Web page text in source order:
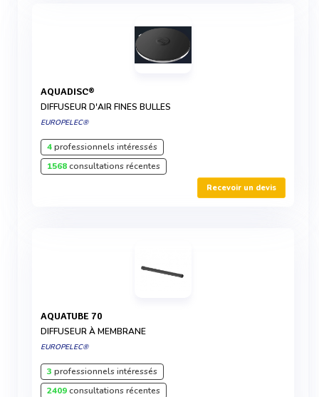
AQUADISC®
DIFFUSEUR D'AIR FINES BULLES
EUROPELEC®
4professionnels intéressés
1568consultations récentes
Recevoir un devis
AQUATUBE 70
DIFFUSEUR À MEMBRANE
EUROPELEC®
3 professionnels intéressés
2409consultations récentes